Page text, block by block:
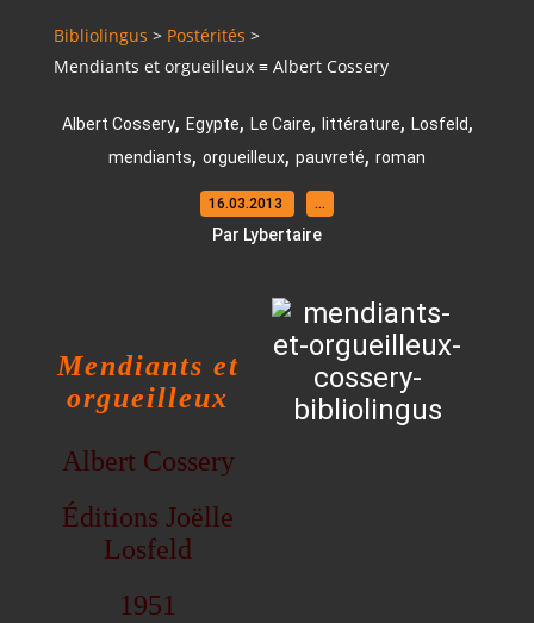
Bibliolingus > Postérités >
Mendiants et orgueilleux ≡ Albert Cossery
Albert Cossery, Egypte, Le Caire, littérature, Losfeld,
mendiants, orgueilleux, pauvreté, roman
16.03.2013 …
Par Lybertaire
Mendiants et
orgueilleux
Albert Cossery
Éditions Joëlle
Losfeld
1951